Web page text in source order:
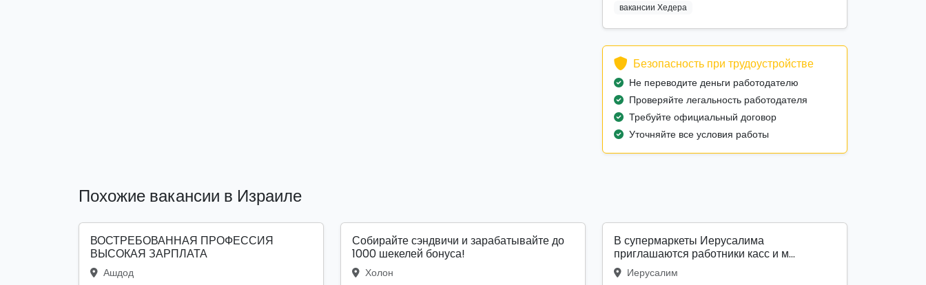
вакансии Хедера
Безопасность при трудоустройстве
Не переводите деньги работодателю
Проверяйте легальность работодателя
Требуйте официальный договор
Уточняйте все условия работы
Похожие вакансии в Израиле
ВОСТРЕБОВАННАЯ ПРОФЕССИЯ
ВЫСОКАЯ ЗАРПЛАТА
Ашдод
Собирайте сэндвичи и зарабатывайте до
1000 шекелей бонуса!
Холон
В супермаркеты Иерусалима
приглашаются работники касс и м...
Иерусалим